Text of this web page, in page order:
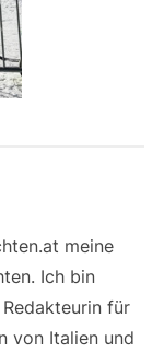
meine
Ich bin
für
von Italien und